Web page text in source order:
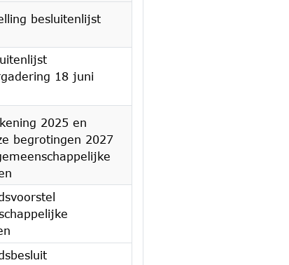
besluitenlijst
18 juni
2025 en
begrotingen 2027